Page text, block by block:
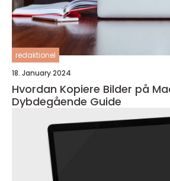
redaktionel
18. January 2024
Hvordan Kopiere Bilder på
Dybdegående Guide